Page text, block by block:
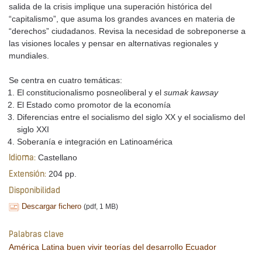
salida de la crisis implique una superación histórica del
“capitalismo”, que asuma los grandes avances en materia de
“derechos” ciudadanos. Revisa la necesidad de sobreponerse a
las visiones locales y pensar en alternativas regionales y
mundiales.
Se centra en cuatro temáticas:
El constitucionalismo posneoliberal y elsumak kawsay
El Estado como promotor de la economía
Diferencias entre el socialismo del siglo XX y el socialismo del
siglo XXI
Soberanía e integración en Latinoamérica
Idioma: Castellano
Extensión: 204 pp.
Disponibilidad
Descargar fichero (pdf, 1 MB)
Palabras clave
América Latina buen vivir teorías del desarrollo Ecuador